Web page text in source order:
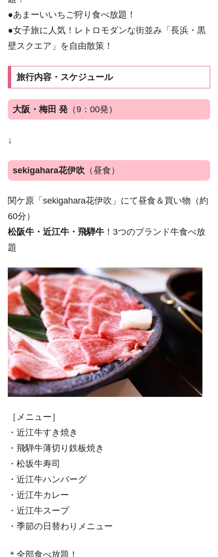
●あまーいいちご狩り食べ放題！
●女子旅に人気！レトロモダンな街並み「長浜・黒
壁スクエア」を自由散策！
旅行内容・スケジュール
大阪・梅田 発 （9：00発）
↓
sekigahara花伊吹 （昼食）
関ケ原「sekigahara花伊吹」にて昼食＆買い物（約
60分）
松阪牛・近江牛・飛騨牛 ！3つのブランド牛食べ放
題
［メニュー］
・近江牛すき焼き
・飛騨牛薄切り鉄板焼き
・松坂牛寿司
・近江牛ハンバーグ
・近江牛カレー
・近江牛スープ
・季節の日替わりメニュー
＊全部食べ放題！